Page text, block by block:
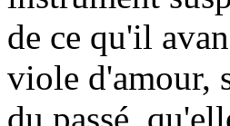
de ce qu'il
viole d'amour,